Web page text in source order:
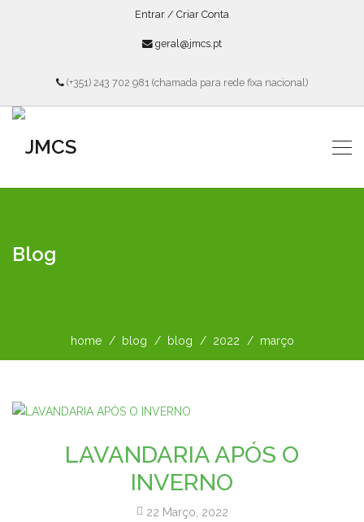
Entrar / Criar Conta
geral@jmcs.pt
(+351) 243 702 981 (chamada para rede fixa nacional)
Blog
home blog blog 2022 março
LAVANDARIA APÓS O
INVERNO
22 Março, 2022